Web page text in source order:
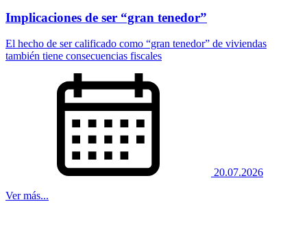
Implicaciones de ser “gran tenedor”
El hecho de ser calificado como “gran tenedor” de viviendas
también tiene consecuencias fiscales
20.07.2026
Ver más...